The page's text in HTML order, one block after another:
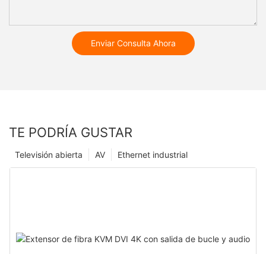
Enviar Consulta Ahora
TE PODRÍA GUSTAR
Ethernet industrial
AV
Televisión abierta